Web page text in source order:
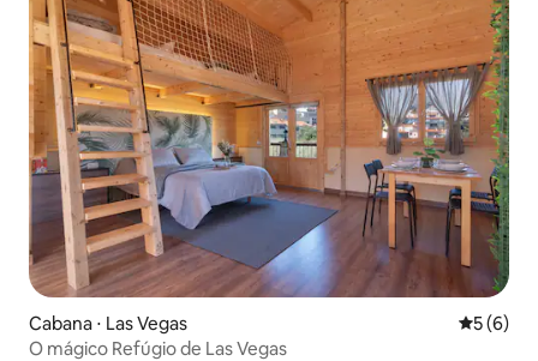
Cabana ⋅ Las Vegas 5 de
5 (6)
O mágico Refúgio de Las Vegas